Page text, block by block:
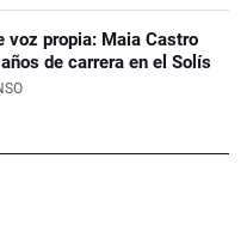
voz propia: Maia Castro
de carrera en el Solís